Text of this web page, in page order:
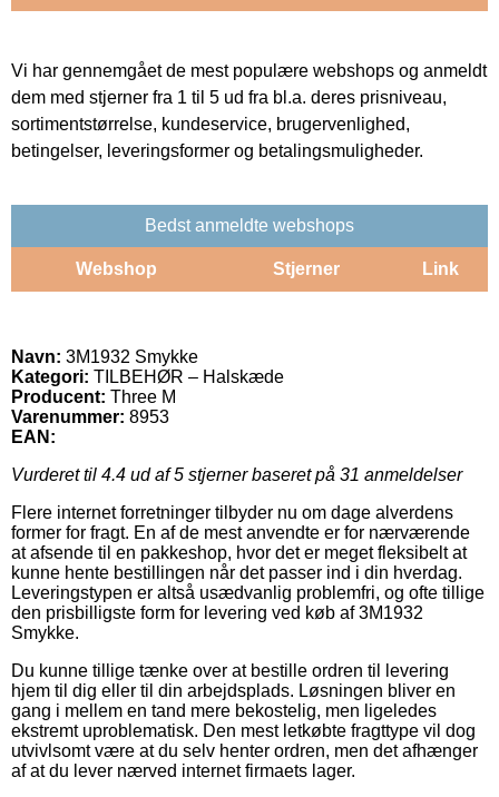
Vi har gennemgået de mest populære webshops og anmeldt
dem med stjerner fra 1 til 5 ud fra bl.a. deres prisniveau,
sortimentstørrelse, kundeservice, brugervenlighed,
betingelser, leveringsformer og betalingsmuligheder.
Bedst anmeldte webshops
Webshop Stjerner Link
Navn: 3M1932 Smykke
Kategori: TILBEHØR – Halskæde
Producent: Three M
Varenummer: 8953
EAN:
Vurderet til 4.4 ud af 5 stjerner baseret på 31 anmeldelser
Flere internet forretninger tilbyder nu om dage alverdens
former for fragt. En af de mest anvendte er for nærværende
at afsende til en pakkeshop, hvor det er meget fleksibelt at
kunne hente bestillingen når det passer ind i din hverdag.
Leveringstypen er altså usædvanlig problemfri, og ofte tillige
den prisbilligste form for levering ved køb af 3M1932
Smykke.
Du kunne tillige tænke over at bestille ordren til levering
hjem til dig eller til din arbejdsplads. Løsningen bliver en
gang i mellem en tand mere bekostelig, men ligeledes
ekstremt uproblematisk. Den mest letkøbte fragttype vil dog
utvivlsomt være at du selv henter ordren, men det afhænger
af at du lever nærved internet firmaets lager.